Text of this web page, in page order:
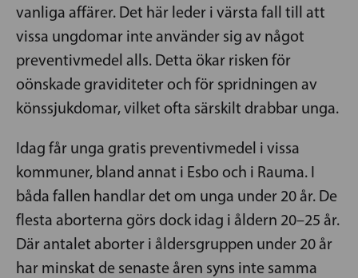
vanliga affärer. Det här leder i värsta fall till att
vissa ungdomar inte använder sig av något
preventivmedel alls. Detta ökar risken för
oönskade graviditeter och för spridningen av
könssjukdomar, vilket ofta särskilt drabbar unga.
Idag får unga gratis preventivmedel i vissa
kommuner, bland annat i Esbo och i Rauma. I
båda fallen handlar det om unga under 20 år. De
flesta aborterna görs dock idag i åldern 20–25 år.
Där antalet aborter i åldersgruppen under 20 år
har minskat de senaste åren syns inte samma